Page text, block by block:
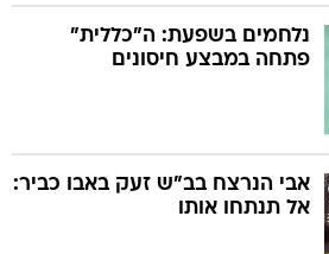
נלחמים בשפעת: ה"כללית"
פתחה במבצע חיסונים
אבי הנרצח בב"ש זעק באבו כביר:
אל תנתחו אותו